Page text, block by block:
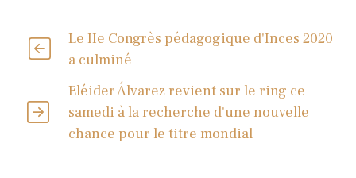
Le IIe Congrès pédagogique d'Inces 2020
a culminé
Eléider Álvarez revient sur le ring ce
samedi à la recherche d'une nouvelle
chance pour le titre mondial